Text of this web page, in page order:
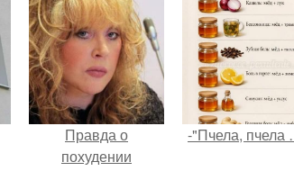
Правда о
похудении
-"Пчела, пчела